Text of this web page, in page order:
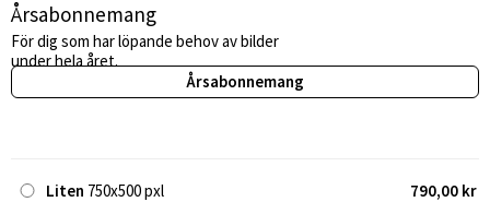
Årsabonnemang
För dig som har löpande behov av bilder
under hela året.
Årsabonnemang
Liten 750x500 pxl 790,00 kr